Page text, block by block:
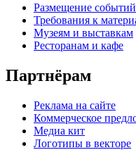
Размещение событий
Требования к
Музеям и выставкам
Ресторанам и кафе
Партнёрам
Реклама на сайте
Коммерческое
Медиа кит
Логотипы в векторе